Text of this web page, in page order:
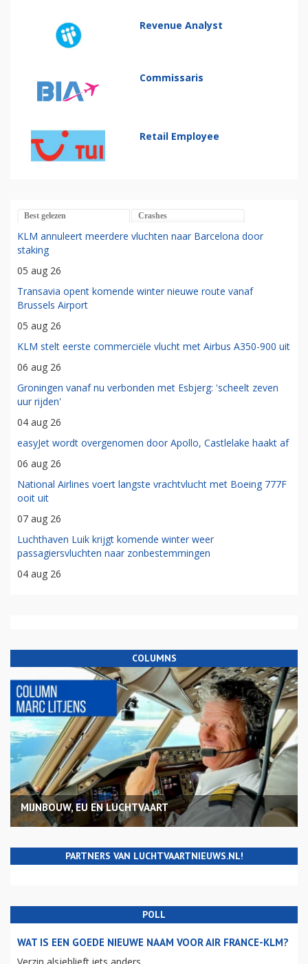
Revenue Analyst
Commissaris
Retail Employee
Best gelezen Crashes
KLM annuleert meerdere vluchten naar Barcelona door
staking
05 aug 26
Transavia opent komende winter nieuwe route vanaf
Brussels Airport
05 aug 26
KLM stelt eerste commerciële vlucht met Airbus A350-900 uit
06 aug 26
Groningen vanaf nu verbonden met Esbjerg: 'scheelt zeven
uur rijden'
04 aug 26
easyJet wordt overgenomen door Apollo, Castlelake haakt af
06 aug 26
National Airlines voert langste vrachtvlucht met Boeing 777F
ooit uit
07 aug 26
Luchthaven Luik krijgt komende winter weer
passagiersvluchten naar zonbestemmingen
04 aug 26
COLUMNS
MIJNBOUW, EU EN LUCHTVAART
PARTNERS VAN LUCHTVAARTNIEUWS.NL!
POLL
WAT IS EEN GOEDE NIEUWE NAAM VOOR AIR FRANCE-KLM?